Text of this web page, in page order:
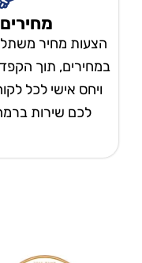
הצעות מחיר
במחירים, תוך
ויחס אישי לכל
לכם שירות